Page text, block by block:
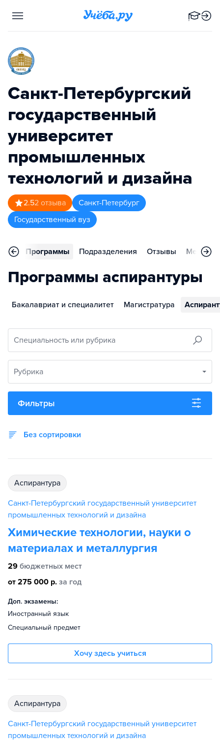
Санкт-Петербургский
государственный
университет
промышленных
технологий и дизайна
2.52 отзыва
Санкт-Петербург
Государственный вуз
Программы Подразделения Отзывы
Программы аспирантуры
Бакалавриат и специалитет Магистратура
Специальность или рубрика
Рубрика
Фильтры
Без сортировки
аспирантура
Санкт-Петербургский государственный университет
промышленных технологий и дизайна
Химические технологии, науки о
материалах и металлургия
29 бюджетных мест
от 275 000 р. за год
Доп. экзамены:
Иностранный язык
Специальный предмет
Хочу здесь учиться
аспирантура
Санкт-Петербургский государственный университет
промышленных технологий и дизайна